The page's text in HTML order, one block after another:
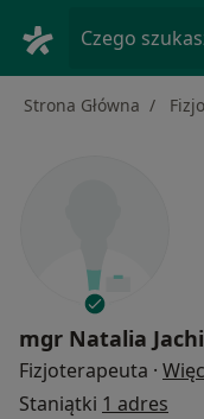
Czego
Strona Główna
mgr Natalia
Fizjoterapeuta ·
Staniątki 1 adres